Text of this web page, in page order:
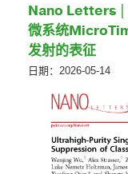
会议活动
新闻资讯
Nano Letters |
微系统
发射的表征
日期：2026-05-14